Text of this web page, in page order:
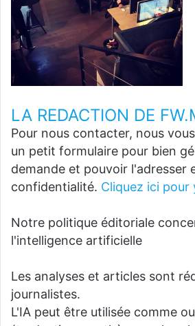
LA REDACTION DE
Pour nous contacter, nous
un petit formulaire pour bien
demande et pouvoir l'adresser
confidentialité. Cliquez ici pour
Notre politique éditoriale
l'intelligence artificielle
Les analyses et articles sont
journalistes.
L'IA peut être utilisée comme